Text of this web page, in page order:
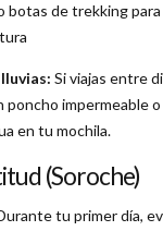
botas de trekking para
Si viajas entre
poncho impermeable o
en tu mochila.
(Soroche)
tu primer día,